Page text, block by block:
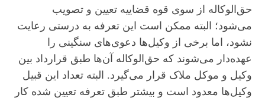
حق‌الوکاله از سوی قوه قضاییه تعیین و تصویب
می‌شود؛ البته ممکن است این تعرفه به درستی رعایت
نشود، اما برخی از وکیل‌ها دعوی‌های سنگینی را
عهده‌دار می‌شوند که حق‌الوکاله آن‌ها طبق قرارداد بین
وکیل و موکل ملاک قرار می‌گیرد. البته تعداد این قبیل
وکیل‌ها معدود است و بیشتر طبق تعرفه تعیین شده کار